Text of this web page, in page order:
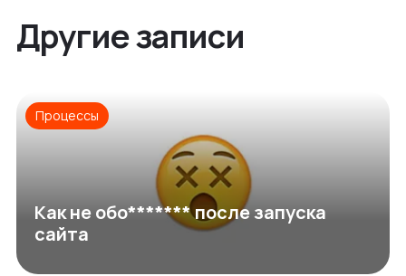
Другие записи
Процессы
Как не обо******* после запуска
сайта